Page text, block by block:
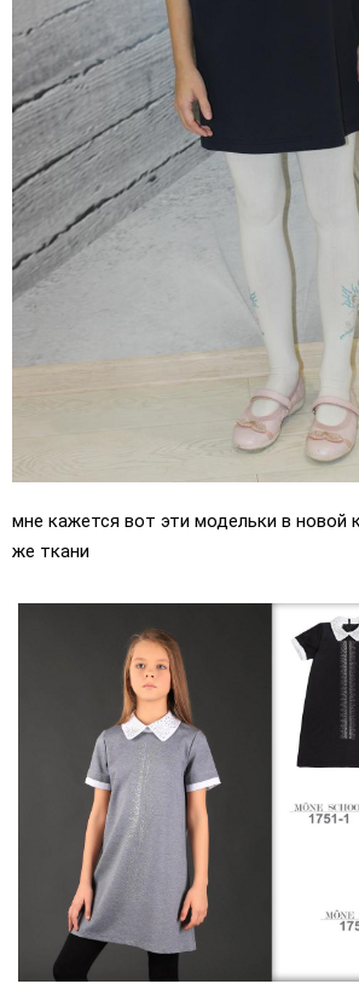
мне кажется вот эти модельки в новой
же ткани